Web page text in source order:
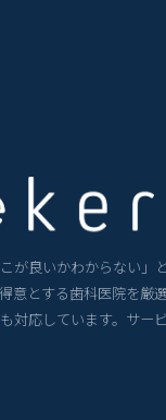
こが良いかわからない
意とする歯科医院を厳
対応しています。サー